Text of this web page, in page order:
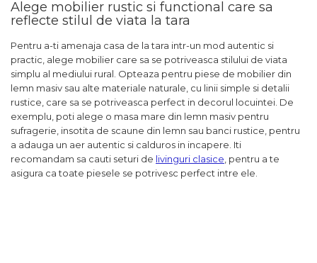
Alege mobilier rustic si functional care sa
reflecte stilul de viata la tara
Pentru a-ti amenaja casa de la tara intr-un mod autentic si
practic, alege mobilier care sa se potriveasca stilului de viata
simplu al mediului rural. Opteaza pentru piese de mobilier din
lemn masiv sau alte materiale naturale, cu linii simple si detalii
rustice, care sa se potriveasca perfect in decorul locuintei. De
exemplu, poti alege o masa mare din lemn masiv pentru
sufragerie, insotita de scaune din lemn sau banci rustice, pentru
a adauga un aer autentic si calduros in incapere. Iti
recomandam sa cauti seturi de livinguri clasice, pentru a te
asigura ca toate piesele se potrivesc perfect intre ele.